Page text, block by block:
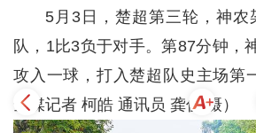
5月3日，楚超第三轮，神农
队，1比3负于对手。第87分钟，
攻入一球，打入楚超队史主场第
全媒记者 柯皓 通讯员 龚俊 摄）